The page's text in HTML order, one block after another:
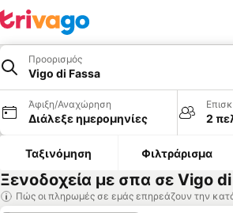
Προορισμός
Vigo di Fassa
Άφιξη/Αναχώρηση
Διάλεξε ημερομηνίες 2
Ταξινόμηση Φιλτράρισμα
Ξενοδοχεία με σπα σε Vigo di
Πώς οι πληρωμές σε εμάς επηρεάζουν την